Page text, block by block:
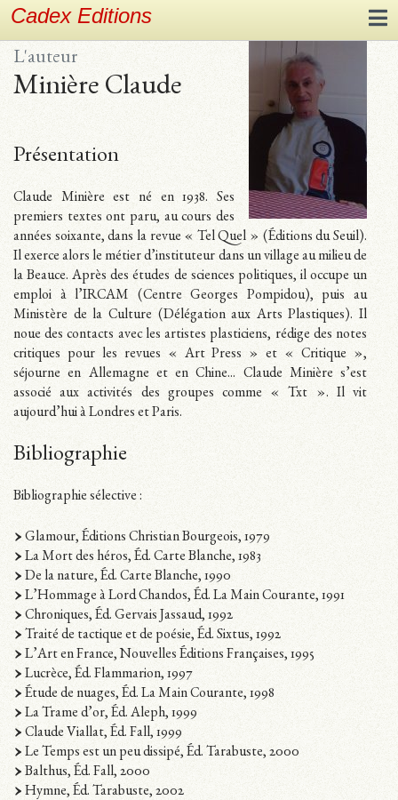
Cadex Editions
L'auteur
Minière Claude
Présentation
Claude Minière est né en 1938. Ses
premiers textes ont paru, au cours des
années soixante, dans la revue « Tel Quel » (Éditions du Seuil).
Il exerce alors le métier d’instituteur dans un village au milieu de
la Beauce. Après des études de sciences politiques, il occupe un
emploi à l’IRCAM (Centre Georges Pompidou), puis au
Ministère de la Culture (Délégation aux Arts Plastiques). Il
noue des contacts avec les artistes plasticiens, rédige des notes
critiques pour les revues « Art Press » et « Critique »,
séjourne en Allemagne et en Chine... Claude Minière s’est
associé aux activités des groupes comme « Txt ». Il vit
aujourd’hui à Londres et Paris.
Bibliographie
Bibliographie sélective :
Glamour, Éditions Christian Bourgeois, 1979
La Mort des héros, Éd. Carte Blanche, 1983
De la nature, Éd. Carte Blanche, 1990
L’Hommage à Lord Chandos, Éd. La Main Courante, 1991
Chroniques, Éd. Gervais Jassaud, 1992
Traité de tactique et de poésie, Éd. Sixtus, 1992
L’Art en France, Nouvelles Éditions Françaises, 1995
Lucrèce, Éd. Flammarion, 1997
Étude de nuages, Éd. La Main Courante, 1998
La Trame d’or, Éd. Aleph, 1999
Claude Viallat, Éd. Fall, 1999
Le Temps est un peu dissipé, Éd. Tarabuste, 2000
Balthus, Éd. Fall, 2000
Hymne, Éd. Tarabuste, 2002